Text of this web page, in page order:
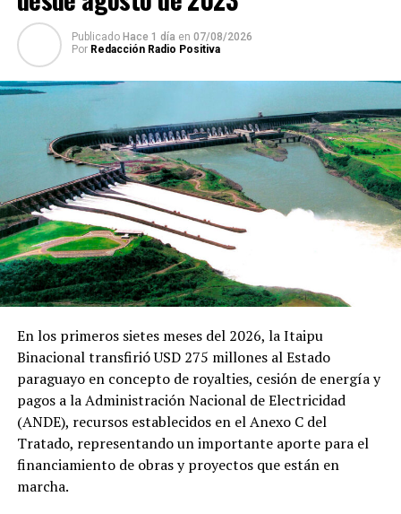
ARRIBA SIGUIENTE
González Daher pierde apoyo y es inminente su
destitución de la Cámara Alta
NO SE PIERDA
Secretario de Industria y Comercio del Alto Paraná, con
inhibición general
Publicado Hace 1 día en 07/08/2026
Por Redacción Radio Positiva
En los primeros sietes meses del 2026, la Itaipu
Binacional transfirió USD 275 millones al Estado
paraguayo en concepto de royalties, cesión de energía y
pagos a la Administración Nacional de Electricidad
(ANDE), recursos establecidos en el Anexo C del
Tratado, representando un importante aporte para el
financiamiento de obras y proyectos que están en
marcha.